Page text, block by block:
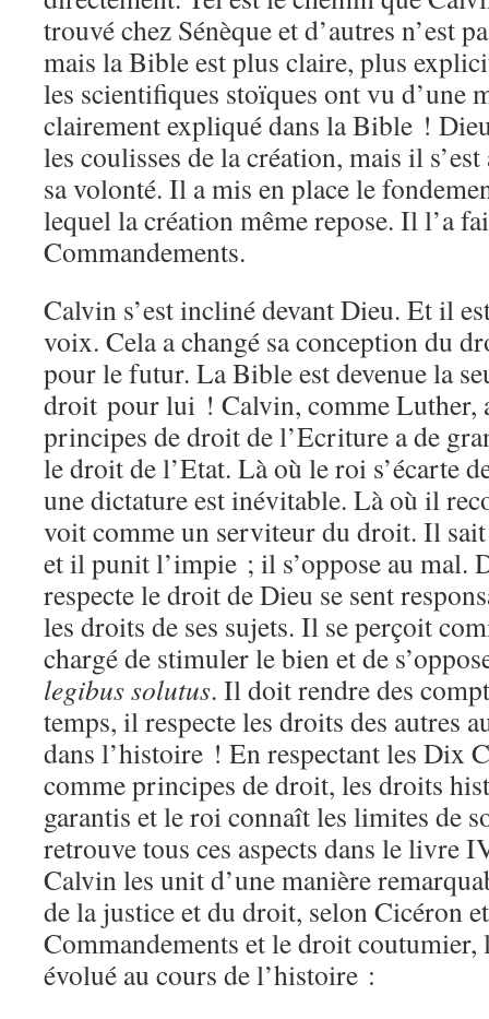
trouvé chez Sénèque et d’autres n’est
mais la Bible est plus claire, plus
les scientifiques stoïques ont vu d’une
clairement expliqué dans la Bible ! Dieu
les coulisses de la création, mais il
sa volonté. Il a mis en place le
lequel la création même repose. Il l’a
Commandements.
Calvin s’est incliné devant Dieu. Et il
voix. Cela a changé sa conception du
pour le futur. La Bible est devenue la
droit pour lui ! Calvin, comme Luther,
principes de droit de l’Ecriture a de
le droit de l’Etat. Là où le roi s’écarte
une dictature est inévitable. Là où il
voit comme un serviteur du droit. Il
et il punit l’impie ; il s’oppose au mal.
respecte le droit de Dieu se sent
les droits de ses sujets. Il se perçoit
chargé de stimuler le bien et de
legibus solutus. Il doit rendre des
temps, il respecte les droits des autres
dans l’histoire ! En respectant les Dix
comme principes de droit, les droits
garantis et le roi connaît les limites de
retrouve tous ces aspects dans le livre
Calvin les unit d’une manière
de la justice et du droit, selon Cicéron
Commandements et le droit
évolué au cours de l’histoire :